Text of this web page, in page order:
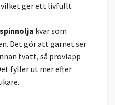
vilket ger ett livfullt
kvar som
Det gör att garnet ser
tvätt, så provlapp
fyller ut mer efter